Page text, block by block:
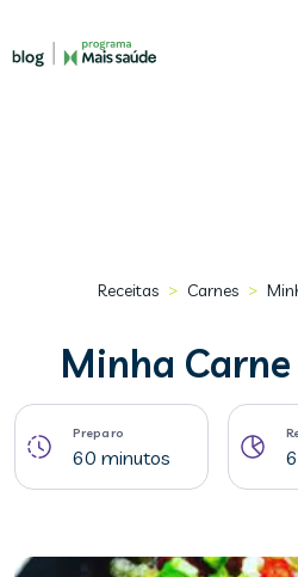
Receitas > Carnes >
Minha
Preparo
60 minutos